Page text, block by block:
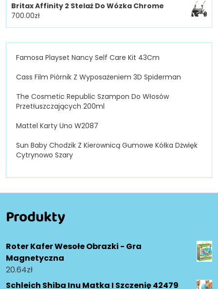
Britax Affinity 2 Stelaż Do Wózka Chrome
700.00zł
Famosa Playset Nancy Self Care Kit 43Cm
Cass Film Piórnik Z Wyposażeniem 3D Spiderman
The Cosmetic Republic Szampon Do Włosów
Przetłuszczających 200ml
Mattel Karty Uno W2087
Sun Baby Chodzik Z Kierownicą Gumowe Kółka Dżwięk
Cytrynowo Szary
Produkty
Roter Kafer Wesołe Obrazki - Gra
Magnetyczna
20.64zł
Schleich Shiba Inu Matka I Szczenię 42479